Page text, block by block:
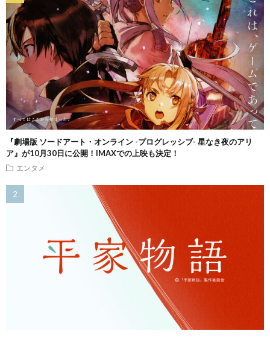
『劇場版 ソードアート・オンライン -プログレッシブ- 星なき夜のアリ
ア』が10月30日に公開！IMAXでの上映も決定！
エンタメ